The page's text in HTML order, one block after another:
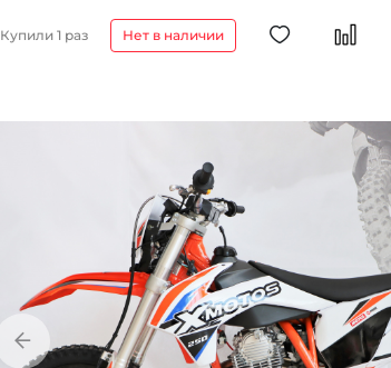
Купили 1 раз Нет в наличии